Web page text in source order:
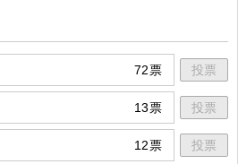
72票 投票
13票 投票
12票 投票